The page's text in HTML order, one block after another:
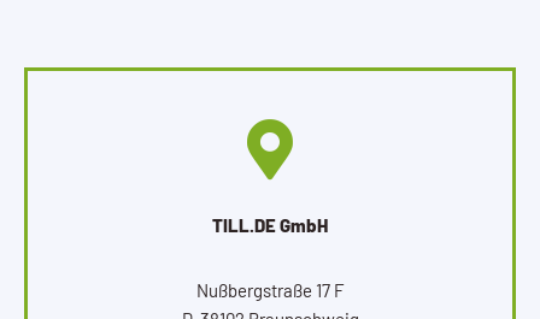
TILL.DE GmbH
Nußbergstraße 17 F